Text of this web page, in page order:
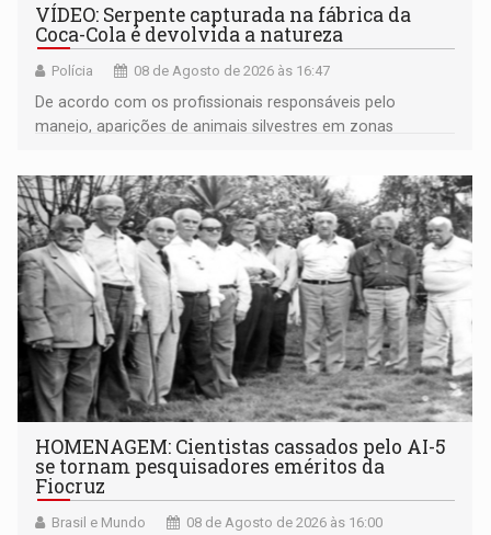
VÍDEO: Serpente capturada na fábrica da
Coca-Cola é devolvida a natureza
Polícia 08 de Agosto de 2026 às 16:47
De acordo com os profissionais responsáveis pelo
manejo, aparições de animais silvestres em zonas
HOMENAGEM: Cientistas cassados pelo AI-5
se tornam pesquisadores eméritos da
Fiocruz
Brasil e Mundo 08 de Agosto de 2026 às 16:00